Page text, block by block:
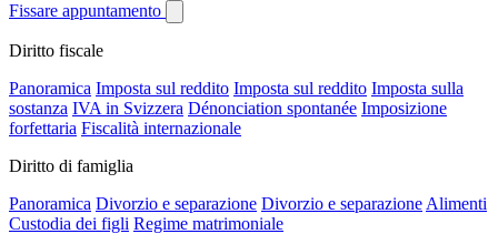
Fissare appuntamento
Diritto fiscale
Panoramica Imposta sul reddito Imposta sul reddito Imposta sulla
sostanza IVA in Svizzera Dénonciation spontanée Imposizione
forfettaria Fiscalità internazionale
Diritto di famiglia
Panoramica Divorzio e separazione Divorzio e separazione Alimenti
Custodia dei figli Regime matrimoniale